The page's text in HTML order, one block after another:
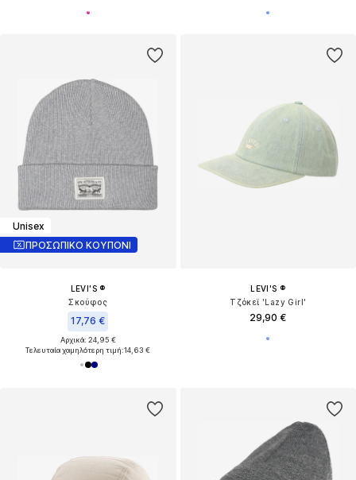
Unisex
ΠΡΟΣΩΠΙΚΟ ΚΟΥΠΟΝΙ
LEVI'S ®
Σκούφος
17,76 €
Αρχικά: 24,95 €
Τελευταία χαμηλότερη τιμή:14,63 €
LEVI'S ®
Τζόκεϊ 'Lazy Girl'
29,90 €